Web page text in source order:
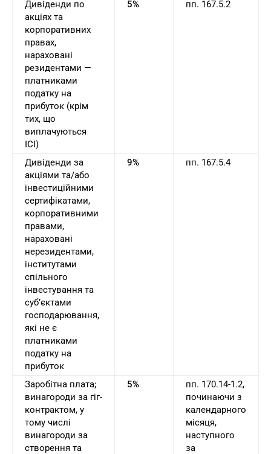
Дивіденди по
акціях та
корпоративних
правах,
нараховані
резидентами —
платниками
податку на
прибуток (крім
тих, що
виплачуються
ІСІ)
5% пп. 167.5.2
Дивіденди за
акціями та/або
інвестиційними
сертифікатами,
корпоративними
правами,
нараховані
нерезидентами,
інститутами
спільного
інвестування та
суб’єктами
господарювання,
які не є
платниками
податку на
прибуток
9% пп. 167.5.4
Заробітна плата;
винагороди за гіг-
контрактом, у
тому числі
винагороди за
створення та
5%
пп. 170.14-1.2,
починаючи з
календарного
місяця,
наступного
за